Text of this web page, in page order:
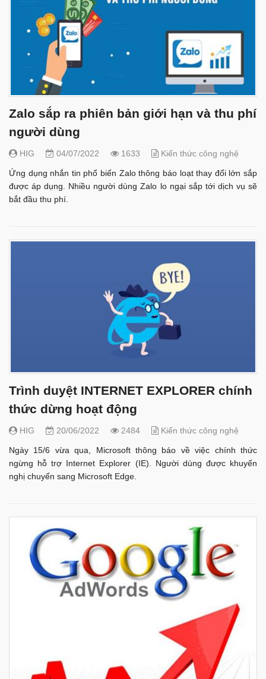
Zalo sắp ra phiên bản giới hạn và thu phí
người dùng
HIG 04/07/2022 1633 Kiến thức công nghệ
Ứng dụng nhắn tin phổ biến Zalo thông báo loạt thay đổi lớn sắp
được áp dụng. Nhiều người dùng Zalo lo ngại sắp tới dịch vụ sẽ
bắt đầu thu phí.
Trình duyệt INTERNET EXPLORER chính
thức dừng hoạt động
HIG 20/06/2022 2484 Kiến thức công nghệ
Ngày 15/6 vừa qua, Microsoft thông báo về việc chính thức
ngừng hỗ trợ Internet Explorer (IE). Người dùng được khuyến
nghị chuyển sang Microsoft Edge.